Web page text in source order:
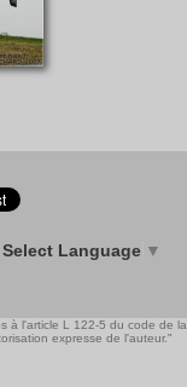
Select Language ▼
à l'article L 122-5 du code de la
expresse de l'auteur."